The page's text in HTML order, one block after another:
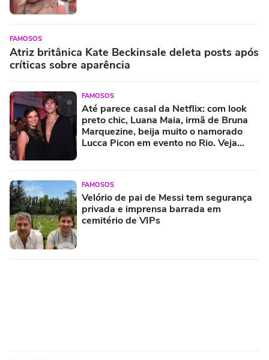
FAMOSOS
Atriz britânica Kate Beckinsale deleta posts após
críticas sobre aparência
FAMOSOS
Até parece casal da Netflix: com look
preto chic, Luana Maia, irmã de Bruna
Marquezine, beija muito o namorado
Lucca Picon em evento no Rio. Veja
FAMOSOS
Velório de pai de Messi tem segurança
privada e imprensa barrada em
cemitério de VIPs